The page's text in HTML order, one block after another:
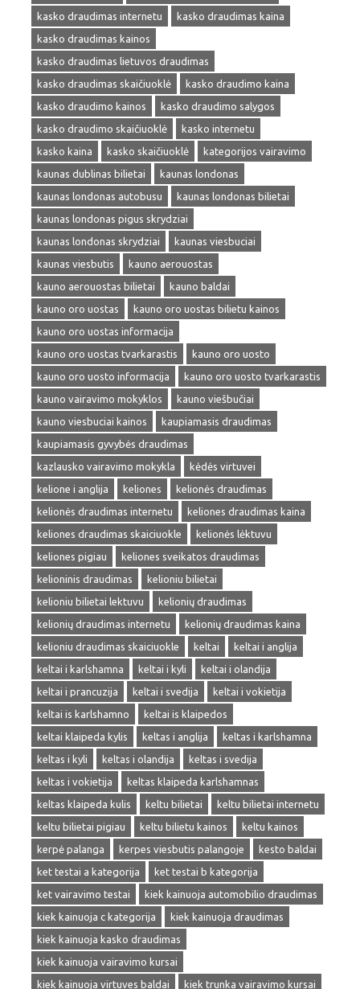
kasko draudimas internetu
kasko draudimas kaina
kasko draudimas kainos
kasko draudimas lietuvos draudimas
kasko draudimas skaičiuoklė
kasko draudimo kaina
kasko draudimo kainos
kasko draudimo salygos
kasko draudimo skaičiuoklė
kasko internetu
kasko kaina
kasko skaičiuoklė
kategorijos vairavimo
kaunas dublinas bilietai
kaunas londonas
kaunas londonas autobusu
kaunas londonas bilietai
kaunas londonas pigus skrydziai
kaunas londonas skrydziai
kaunas viesbuciai
kaunas viesbutis
kauno aerouostas
kauno aerouostas bilietai
kauno baldai
kauno oro uostas
kauno oro uostas bilietu kainos
kauno oro uostas informacija
kauno oro uostas tvarkarastis
kauno oro uosto
kauno oro uosto informacija
kauno oro uosto tvarkarastis
kauno vairavimo mokyklos
kauno viešbučiai
kauno viesbuciai kainos
kaupiamasis draudimas
kaupiamasis gyvybės draudimas
kazlausko vairavimo mokykla
kėdės virtuvei
kelione i anglija
keliones
kelionės draudimas
kelionės draudimas internetu
keliones draudimas kaina
keliones draudimas skaiciuokle
kelionės lėktuvu
keliones pigiau
keliones sveikatos draudimas
kelioninis draudimas
kelioniu bilietai
kelioniu bilietai lektuvu
kelionių draudimas
kelionių draudimas internetu
kelionių draudimas kaina
kelioniu draudimas skaiciuokle
keltai
keltai i anglija
keltai i karlshamna
keltai i kyli
keltai i olandija
keltai i prancuzija
keltai i svedija
keltai i vokietija
keltai is karlshamno
keltai is klaipedos
keltai klaipeda kylis
keltas i anglija
keltas i karlshamna
keltas i kyli
keltas i olandija
keltas i svedija
keltas i vokietija
keltas klaipeda karlshamnas
keltas klaipeda kulis
keltu bilietai
keltu bilietai internetu
keltu bilietai pigiau
keltu bilietu kainos
keltu kainos
kerpė palanga
kerpes viesbutis palangoje
kesto baldai
ket testai a kategorija
ket testai b kategorija
ket vairavimo testai
kiek kainuoja automobilio draudimas
kiek kainuoja c kategorija
kiek kainuoja draudimas
kiek kainuoja kasko draudimas
kiek kainuoja vairavimo kursai
kiek kainuoja virtuves baldai
kiek trunka vairavimo kursai